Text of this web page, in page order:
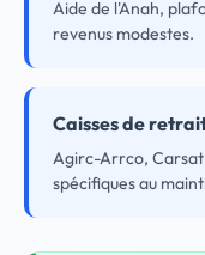
Aide de l'Anah,
revenus modestes.
Caisses de
Agirc-Arrco, Carsat
spécifiques au